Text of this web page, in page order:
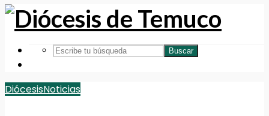
Buscar
DiócesisNoticias